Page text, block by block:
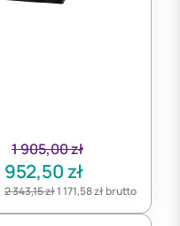
1 905,00zł
952,50zł
2 343,15zł1 171,58złbrutto